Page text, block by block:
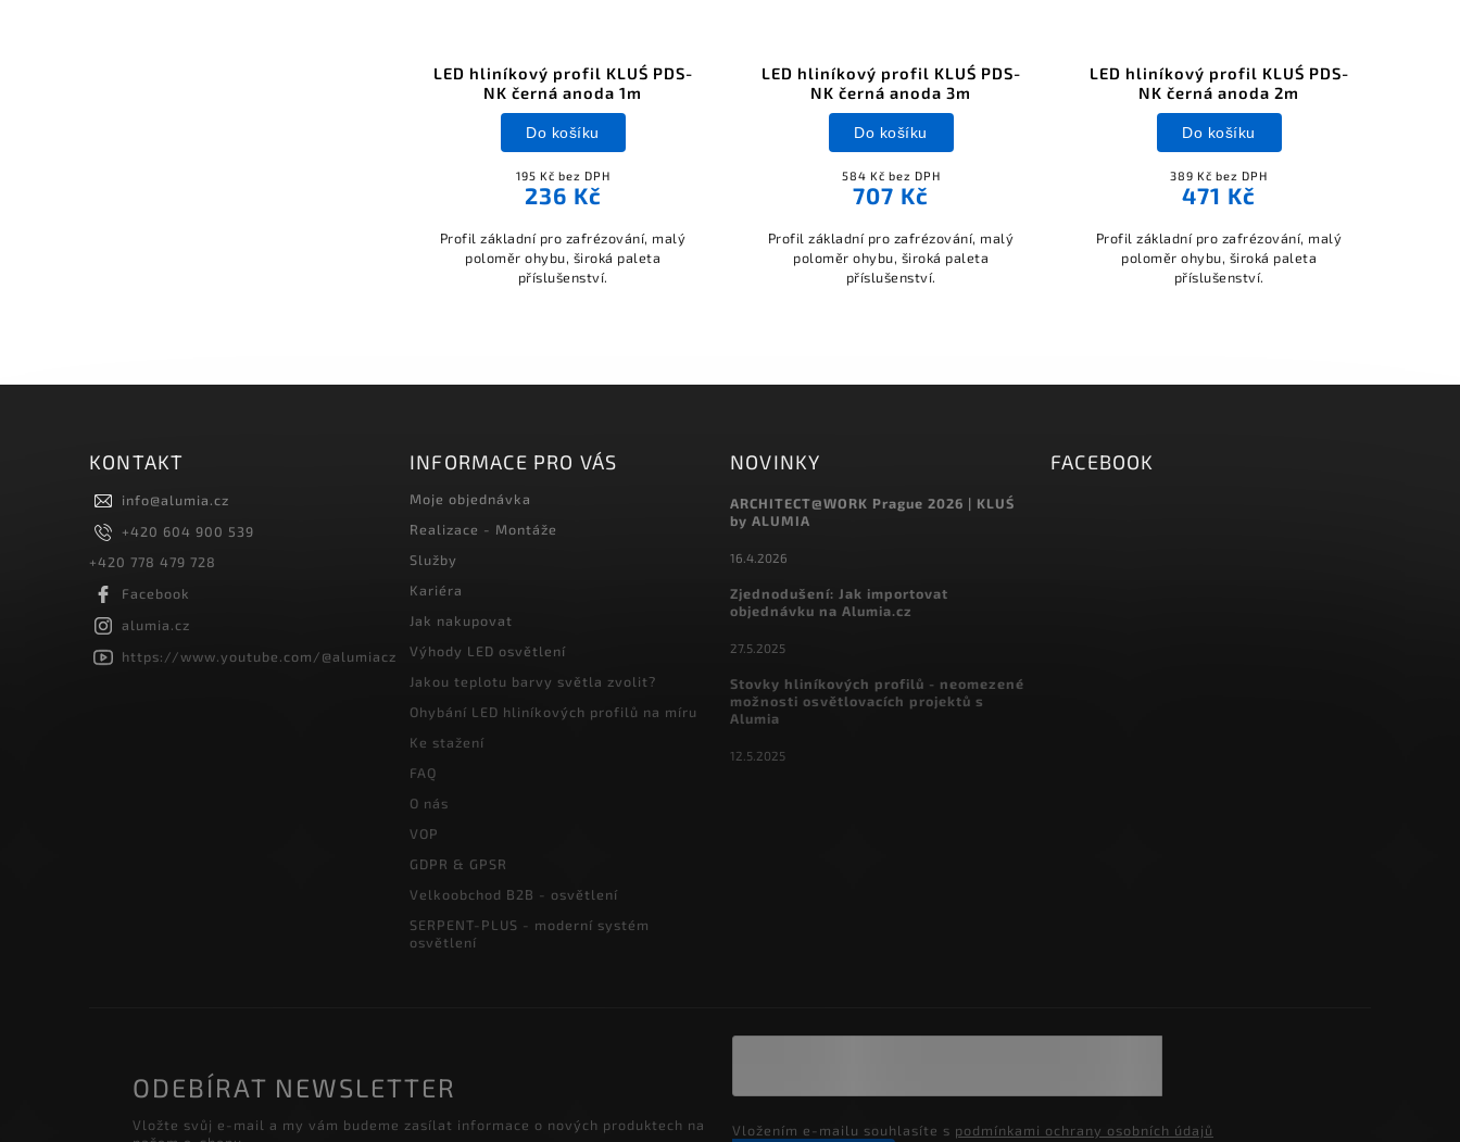
LED hliníkový profil KLUŚ PDS-
NK černá anoda 1m
195 Kč bez DPH
236 Kč
Do košíku
Profil základní pro zafrézování, malý
poloměr ohybu, široká paleta
příslušenství.
LED hliníkový profil KLUŚ PDS-
NK černá anoda 3m
584 Kč bez DPH
707 Kč
Do košíku
Profil základní pro zafrézování, malý
poloměr ohybu, široká paleta
příslušenství.
LED hliníkový profil KLUŚ PDS-
NK černá anoda 2m
389 Kč bez DPH
471 Kč
Do košíku
Profil základní pro zafrézování, malý
poloměr ohybu, široká paleta
příslušenství.
KONTAKT
info@alumia.cz
+420 604 900 539
+420 778 479 728
Facebook
alumia.cz
https://www.youtube.com/@alumiacz
INFORMACE PRO VÁS
Moje objednávka
Realizace - Montáže
Služby
Kariéra
Jak nakupovat
Výhody LED osvětlení
Jakou teplotu barvy světla zvolit?
Ohybání LED hliníkových profilů na míru
Ke stažení
FAQ
O nás
VOP
GDPR & GPSR
Velkoobchod B2B - osvětlení
SERPENT-PLUS - moderní systém
osvětlení
NOVINKY
ARCHITECT@WORK Prague 2026 | KLUŚ
by ALUMIA
16.4.2026
Zjednodušení: Jak importovat
objednávku na Alumia.cz
27.5.2025
Stovky hliníkových profilů - neomezené
možnosti osvětlovacích projektů s
Alumia
12.5.2025
FACEBOOK
ODEBÍRAT NEWSLETTER
Vložte svůj e-mail a my vám budeme zasílat informace o nových produktech na
Vložením e-mailu souhlasíte s podmínkami ochrany osobních údajů